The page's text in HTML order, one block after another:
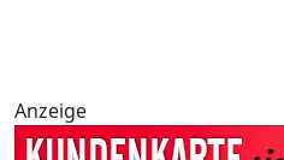
Anzeige